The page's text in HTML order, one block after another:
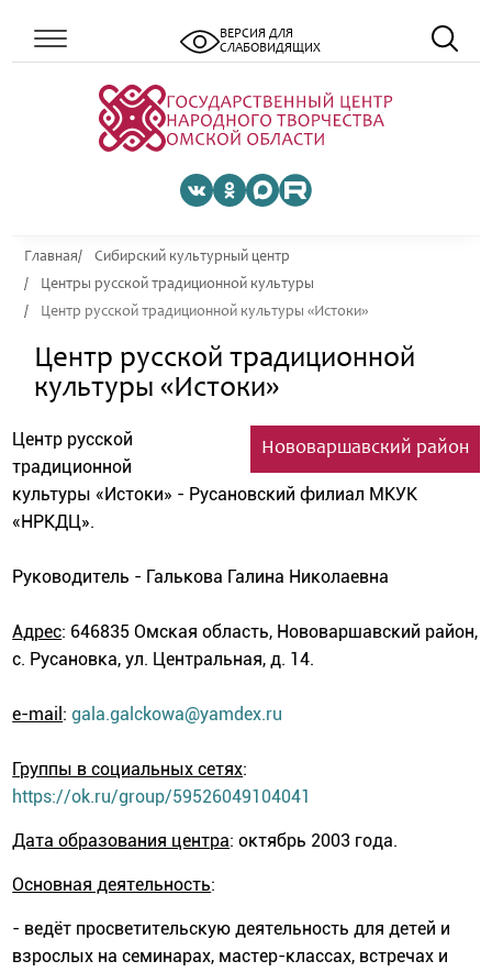
ВЕРСИЯ ДЛЯ
СЛАБОВИДЯЩИХ
Главная
Сибирский культурный центр
Центры русской традиционной культуры
Центр русской традиционной культуры «Истоки»
Центр русской традиционной
культуры «Истоки»
Нововаршавский район
Центр русской
традиционной
культуры «Истоки» - Русановский филиал МКУК
«НРКДЦ».
Руководитель - Галькова Галина Николаевна
Адрес: 646835 Омская область, Нововаршавский район,
с. Русановка, ул. Центральная, д. 14.
e-mail :gala.galckowa@yamdex.ru
Группы в социальных сетях:
https://ok.ru/group/59526049104041
Дата образования центра: октябрь 2003 года.
Основная деятельность:
- ведёт просветительскую деятельность для детей и
взрослых на семинарах, мастер-классах, встречах и